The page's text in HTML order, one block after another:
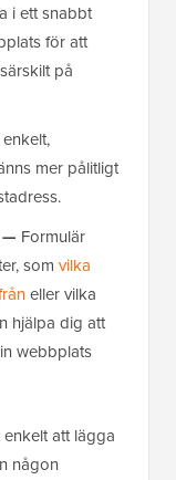
i ett snabbt
för att
på
enkelt,
mer pålitligt
— Formulär
som vilka
eller vilka
hjälpa dig att
webbplats
att lägga
någon